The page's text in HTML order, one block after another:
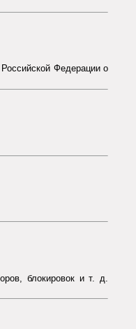
Федерации о
блокировок и т. д.